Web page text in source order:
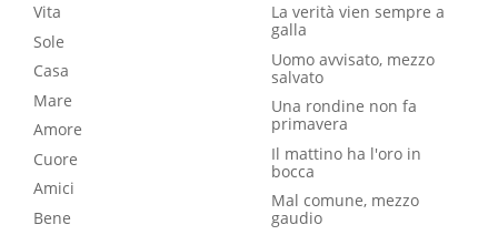
Vita
Sole
Casa
Mare
Amore
Cuore
Amici
Bene
La verità vien sempre a
galla
Uomo avvisato, mezzo
salvato
Una rondine non fa
primavera
Il mattino ha l'oro in
bocca
Mal comune, mezzo
gaudio